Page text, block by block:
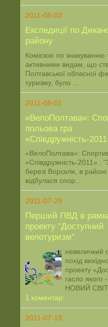
2011-08-03
Експедиції по
району
Комісією по знакуванню
активними видам, що
Полтавської обласної
туризму, було ...
2011-08-01
«ВелоПолтава»:
польова гра
«Співдружність-
«ВелоПолтава»:
«Співдружність-2011» :
березі Ворскли, в
відбулася спор...
2011-07-29
Перший ПВД в
проекту "Доступний
велотуризм"
невеличкий
похід
проекту
гасло
НОВИЙ СВІТ
1 коментар:
2011-07-18